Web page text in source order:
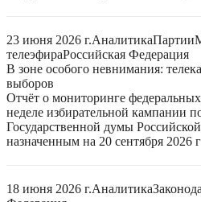
23 июня 2026 г.АналитикаПартии
телеэфираРоссийская Федерация
В зоне особого невнимания:
выборов
Отчёт о мониторинге
неделе избирательной кампании
Государственной думы
назначенным на 20 сентября 2026
18 июня 2026 г.Аналитика